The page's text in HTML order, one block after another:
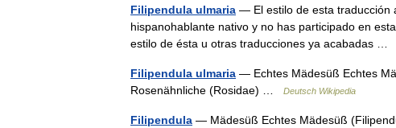
Filipendula ulmaria — El estilo de esta traducción
hispanohablante nativo y no has participado en
estilo de ésta u otras traducciones ya acabadas …
Filipendula ulmaria — Echtes Mädesüß Echtes
Rosenähnliche (Rosidae) …
Deutsch Wikipedia
Filipendula — Mädesüß Echtes Mädesüß